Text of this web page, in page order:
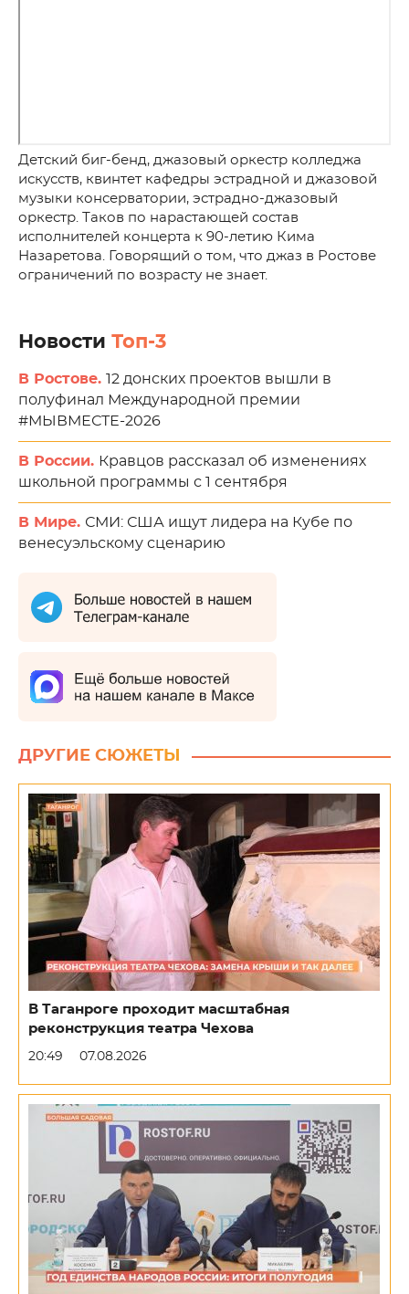
Детский биг-бенд, джазовый оркестр колледжа
искусств, квинтет кафедры эстрадной и джазовой
музыки консерватории, эстрадно-джазовый
оркестр. Таков по нарастающей состав
исполнителей концерта к 90-летию Кима
Назаретова. Говорящий о том, что джаз в Ростове
ограничений по возрасту не знает.
Новости Топ-3
В Ростове. 12 донских проектов вышли в
полуфинал Международной премии
#МЫВМЕСТЕ-2026
В России. Кравцов рассказал об изменениях
школьной программы с 1 сентября
В Мире. СМИ: США ищут лидера на Кубе по
венесуэльскому сценарию
ДРУГИЕ СЮЖЕТЫ
В Таганроге проходит масштабная
реконструкция театра Чехова
20:49 07.08.2026